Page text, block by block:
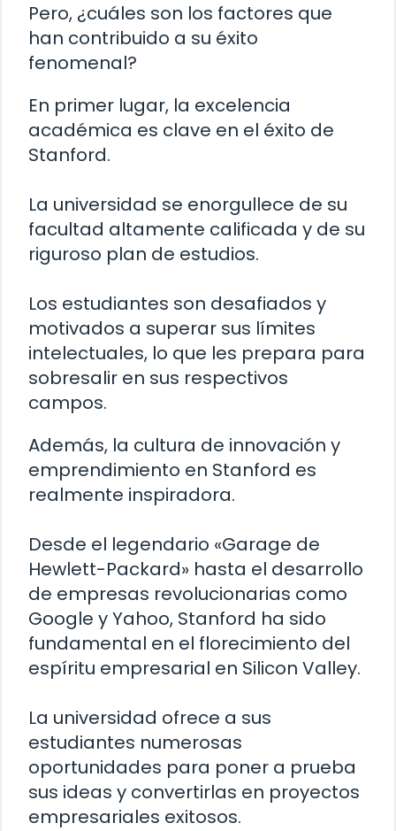
Pero, ¿cuáles son los factores que
han contribuido a su éxito
fenomenal?
En primer lugar, la excelencia
académica es clave en el éxito de
Stanford.
La universidad se enorgullece de su
facultad altamente calificada y de su
riguroso plan de estudios.
Los estudiantes son desafiados y
motivados a superar sus límites
intelectuales, lo que les prepara para
sobresalir en sus respectivos
campos.
Además, la cultura de innovación y
emprendimiento en Stanford es
realmente inspiradora.
Desde el legendario «Garage de
Hewlett-Packard» hasta el desarrollo
de empresas revolucionarias como
Google y Yahoo, Stanford ha sido
fundamental en el florecimiento del
espíritu empresarial en Silicon Valley.
La universidad ofrece a sus
estudiantes numerosas
oportunidades para poner a prueba
sus ideas y convertirlas en proyectos
empresariales exitosos.